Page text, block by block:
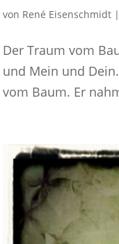
von René Eisenschmidt |
Der Traum vom
und Mein und
vom Baum. Er